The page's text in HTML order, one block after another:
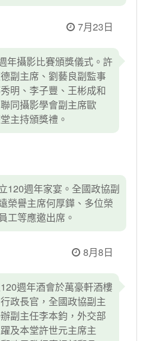
7月23日
年攝影比賽頒獎儀式。許
副主席、劉藝良副監事
明、李子豐、王彬成和
同攝影學會副主席歐
主持頒獎禮。
120週年家宴。全國政協副
榮譽主席何厚鏵、多位榮
工等應邀出席。
8月8日
週年酒會於萬豪軒酒樓
政長官，全國政協副主
副主任李本鈞，外交部
及本堂許世元主席主